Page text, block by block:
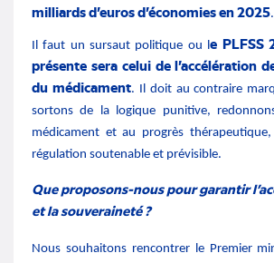
milliards d’euros d’économies en 2025.
Il faut un sursaut politique ou le PLFSS
présente sera celui de l’accélération
du médicament. Il doit au contraire
sortons de la logique punitive,
médicament et au progrès
régulation soutenable et prévisible.
Que proposons-nous pour garantir
et la souveraineté ?
Nous souhaitons rencontrer le Premier